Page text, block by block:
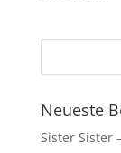
Neueste
Sister Sister